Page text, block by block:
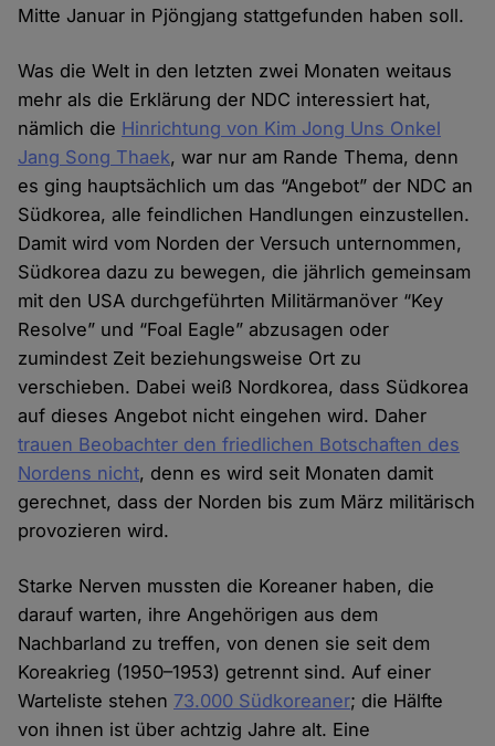
Mitte Januar in Pjöngjang stattgefunden haben soll.
Was die Welt in den letzten zwei Monaten weitaus
mehr als die Erklärung der NDC interessiert hat,
nämlich die Hinrichtung von Kim Jong Uns Onkel
Jang Song Thaek, war nur am Rande Thema, denn
es ging hauptsächlich um das “Angebot” der NDC an
Südkorea, alle feindlichen Handlungen einzustellen.
Damit wird vom Norden der Versuch unternommen,
Südkorea dazu zu bewegen, die jährlich gemeinsam
mit den USA durchgeführten Militärmanöver “Key
Resolve” und “Foal Eagle” abzusagen oder
zumindest Zeit beziehungsweise Ort zu
verschieben. Dabei weiß Nordkorea, dass Südkorea
auf dieses Angebot nicht eingehen wird. Daher
trauen Beobachter den friedlichen Botschaften des
Nordens nicht, denn es wird seit Monaten damit
gerechnet, dass der Norden bis zum März militärisch
provozieren wird.
Starke Nerven mussten die Koreaner haben, die
darauf warten, ihre Angehörigen aus dem
Nachbarland zu treffen, von denen sie seit dem
Koreakrieg (1950–1953) getrennt sind. Auf einer
Warteliste stehen 73.000 Südkoreaner; die Hälfte
von ihnen ist über achtzig Jahre alt. Eine